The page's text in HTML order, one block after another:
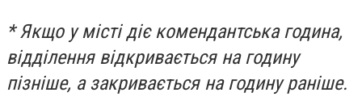
* Якщо у місті діє комендантська година,
відділення відкривається на годину
пізніше, а закривається на годину раніше.